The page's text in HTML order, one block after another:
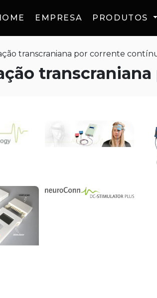
EMPRESA PRODUTOS
transcraniana por corrente